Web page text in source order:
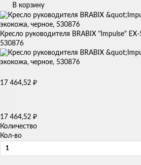
В корзину
Кресло руководителя BRABIX "Impulse"
530876
17 464,52 ₽
17 464,52 ₽
Количество
Кол-во